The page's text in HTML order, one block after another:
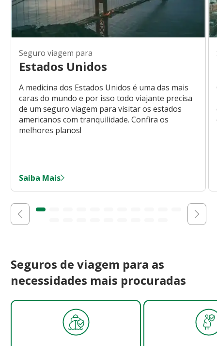
Seguro viagem para
Estados Unidos
A medicina dos Estados Unidos é uma das mais
caras do mundo e por isso todo viajante precisa
de um seguro viagem para visitar os estados
americanos com tranquilidade. Confira os
melhores planos!
Saiba Mais
Seguros de viagem para as
necessidades mais procuradas